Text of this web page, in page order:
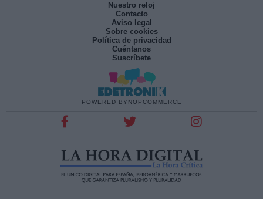
Nuestro reloj
Contacto
Aviso legal
Sobre cookies
Política de privacidad
Cuéntanos
Suscríbete
POWERED BY NOPCOMMERCE